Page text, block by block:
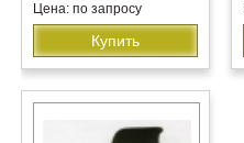
Цена: по запросу
Купить